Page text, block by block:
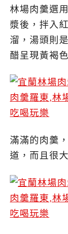
林場肉羹選
漿後，拌入
溜，湯頭則
醋呈現黃褐
滿滿的肉羹
道，而且很